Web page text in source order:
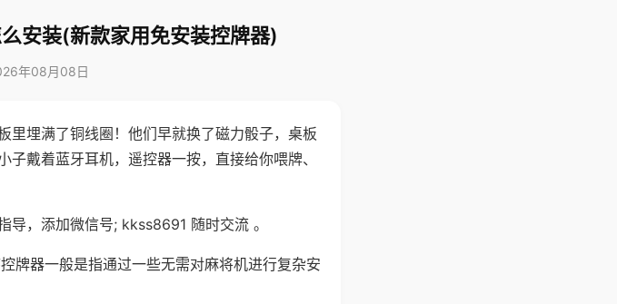
安装(新款家用免安装控牌器)
年08月08日
里埋满了铜线圈！他们早就换了磁力骰子，桌板
戴着蓝牙耳机，遥控器一按，直接给你喂牌、
导，添加微信号; kkss8691 随时交流 。
牌器一般是指通过一些无需对麻将机进行复杂安